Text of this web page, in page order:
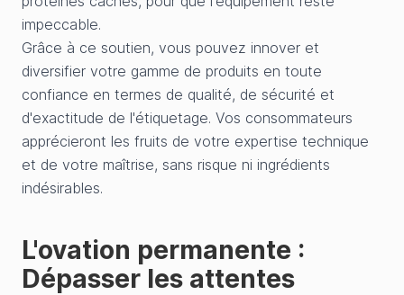
impeccable.
Grâce à ce soutien, vous pouvez innover et
diversifier votre gamme de produits en toute
confiance en termes de qualité, de sécurité et
d'exactitude de l'étiquetage. Vos consommateurs
apprécieront les fruits de votre expertise technique
et de votre maîtrise, sans risque ni ingrédients
indésirables.
L'ovation permanente :
Dépasser les attentes